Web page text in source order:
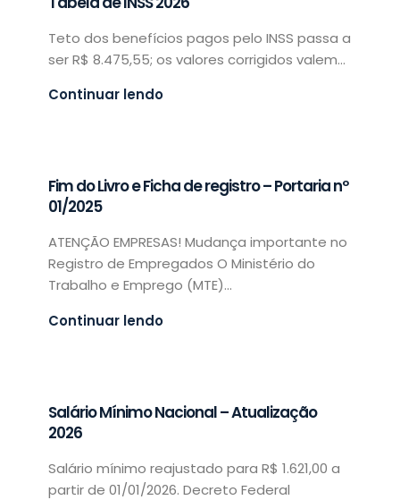
Teto dos benefícios pagos pelo INSS passa a
ser R$ 8.475,55; os valores corrigidos valem...
Continuar lendo
Fim do Livro e Ficha de registro – Portaria nº
01/2025
ATENÇÃO EMPRESAS! Mudança importante no
Registro de Empregados O Ministério do
Trabalho e Emprego (MTE)...
Continuar lendo
Salário Mínimo Nacional – Atualização
2026
Salário mínimo reajustado para R$ 1.621,00 a
partir de 01/01/2026. Decreto Federal